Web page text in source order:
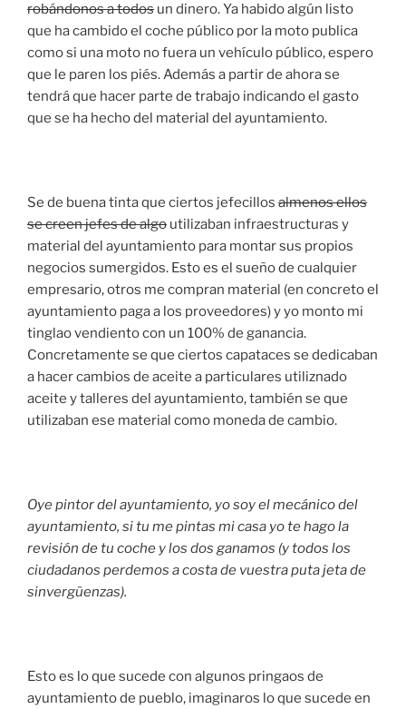
robándonos a todos un dinero. Ya habido algún listo
que ha cambido el coche público por la moto publica
como si una moto no fuera un vehículo público, espero
que le paren los piés. Además a partir de ahora se
tendrá que hacer parte de trabajo indicando el gasto
que se ha hecho del material del ayuntamiento.
Se de buena tinta que ciertos jefecillos almenos ellos
se creen jefes de algo utilizaban infraestructuras y
material del ayuntamiento para montar sus propios
negocios sumergidos. Esto es el sueño de cualquier
empresario, otros me compran material (en concreto el
ayuntamiento paga a los proveedores) y yo monto mi
tinglao vendiento con un 100% de ganancia.
Concretamente se que ciertos capataces se dedicaban
a hacer cambios de aceite a particulares utiliznado
aceite y talleres del ayuntamiento, también se que
utilizaban ese material como moneda de cambio.
Oye pintor del ayuntamiento, yo soy el mecánico del
ayuntamiento, si tu me pintas mi casa yo te hago la
revisión de tu coche y los dos ganamos (y todos los
ciudadanos perdemos a costa de vuestra puta jeta de
sinvergüenzas).
Esto es lo que sucede con algunos pringaos de
ayuntamiento de pueblo, imaginaros lo que sucede en